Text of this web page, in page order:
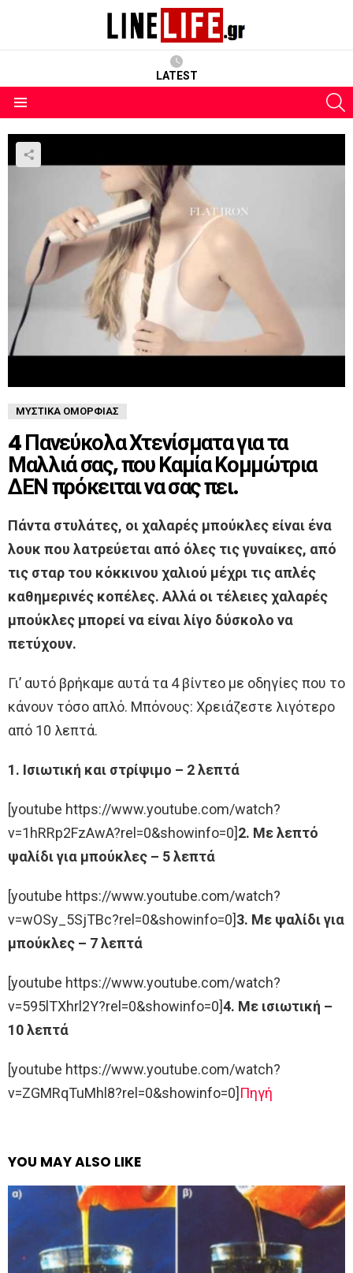
LATEST
ΜΥΣΤΙΚΆ ΟΜΟΡΦΙΆΣ
4 Πανεύκολα Χτενίσματα για τα
Μαλλιά σας, που Καμία Κομμώτρια
ΔΕΝ πρόκειται να σας πει.
Πάντα στυλάτες, οι χαλαρές μπούκλες είναι ένα
λουκ που λατρεύεται από όλες τις γυναίκες, από
τις σταρ του κόκκινου χαλιού μέχρι τις απλές
καθημερινές κοπέλες. Αλλά οι τέλειες χαλαρές
μπούκλες μπορεί να είναι λίγο δύσκολο να
πετύχουν.
Γι’ αυτό βρήκαμε αυτά τα 4 βίντεο με οδηγίες που το
κάνουν τόσο απλό. Μπόνους: Χρειάζεστε λιγότερο
από 10 λεπτά.
1. Ισιωτική και στρίψιμο – 2 λεπτά
[youtube https://www.youtube.com/watch?
v=1hRRp2FzAwA?rel=0&showinfo=0]2. Με λεπτό
ψαλίδι για μπούκλες – 5 λεπτά
[youtube https://www.youtube.com/watch?
v=wOSy_5SjTBc?rel=0&showinfo=0]3. Με ψαλίδι για
μπούκλες – 7 λεπτά
[youtube https://www.youtube.com/watch?
v=595lTXhrl2Y?rel=0&showinfo=0]4. Με ισιωτική –
10 λεπτά
[youtube https://www.youtube.com/watch?
v=ZGMRqTuMhl8?rel=0&showinfo=0] Πηγή
YOU MAY ALSO LIKE